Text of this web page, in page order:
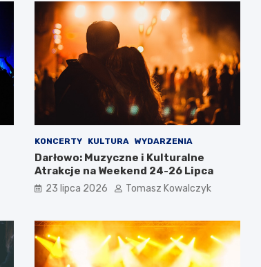
KONCERTY KULTURA WYDARZENIA
Darłowo: Muzyczne i Kulturalne
Atrakcje na Weekend 24-26 Lipca
23 lipca 2026 Tomasz Kowalczyk